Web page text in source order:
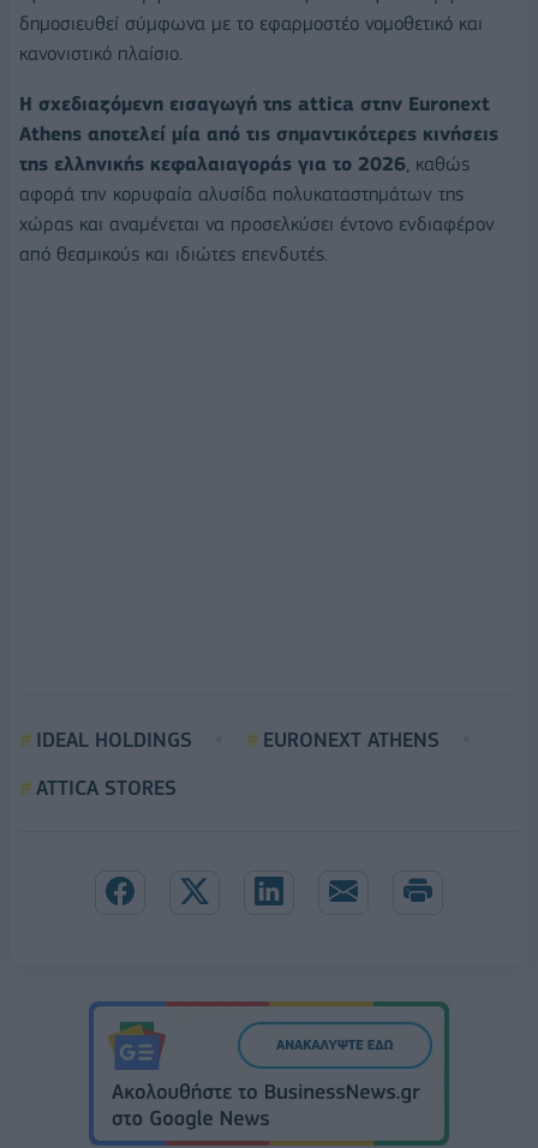
δημοσιευθεί σύμφωνα με το εφαρμοστέο νομοθετικό και
κανονιστικό πλαίσιο.
Η σχεδιαζόμενη εισαγωγή της attica στην Euronext
Athens αποτελεί μία από τις σημαντικότερες κινήσεις
της ελληνικής κεφαλαιαγοράς για το 2026 , καθώς
αφορά την κορυφαία αλυσίδα πολυκαταστημάτων της
χώρας και αναμένεται να προσελκύσει έντονο ενδιαφέρον
από θεσμικούς και ιδιώτες επενδυτές.
IDEAL HOLDINGS
EURONEXT ATHENS
ATTICA STORES